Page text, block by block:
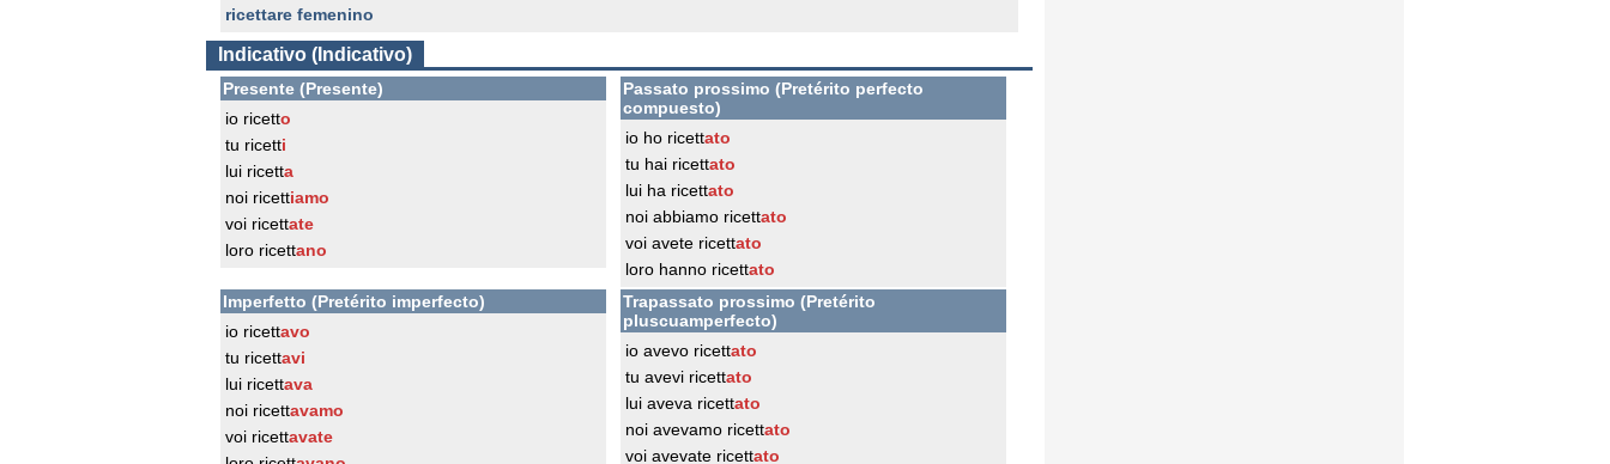
ricettare femenino
Indicativo (Indicativo)
Presente (Presente)
io ricetto
tu ricetti
lui ricetta
noi ricettiamo
voi ricettate
loro ricettano
Passato prossimo (Pretérito perfecto
compuesto)
io ho ricettato
tu hai ricettato
lui ha ricettato
noi abbiamo ricettato
voi avete ricettato
loro hanno ricettato
Imperfetto (Pretérito imperfecto)
io ricettavo
tu ricettavi
lui ricettava
noi ricettavamo
voi ricettavate
Trapassato prossimo (Pretérito
pluscuamperfecto)
io avevo ricettato
tu avevi ricettato
lui aveva ricettato
noi avevamo ricettato
voi avevate ricettato